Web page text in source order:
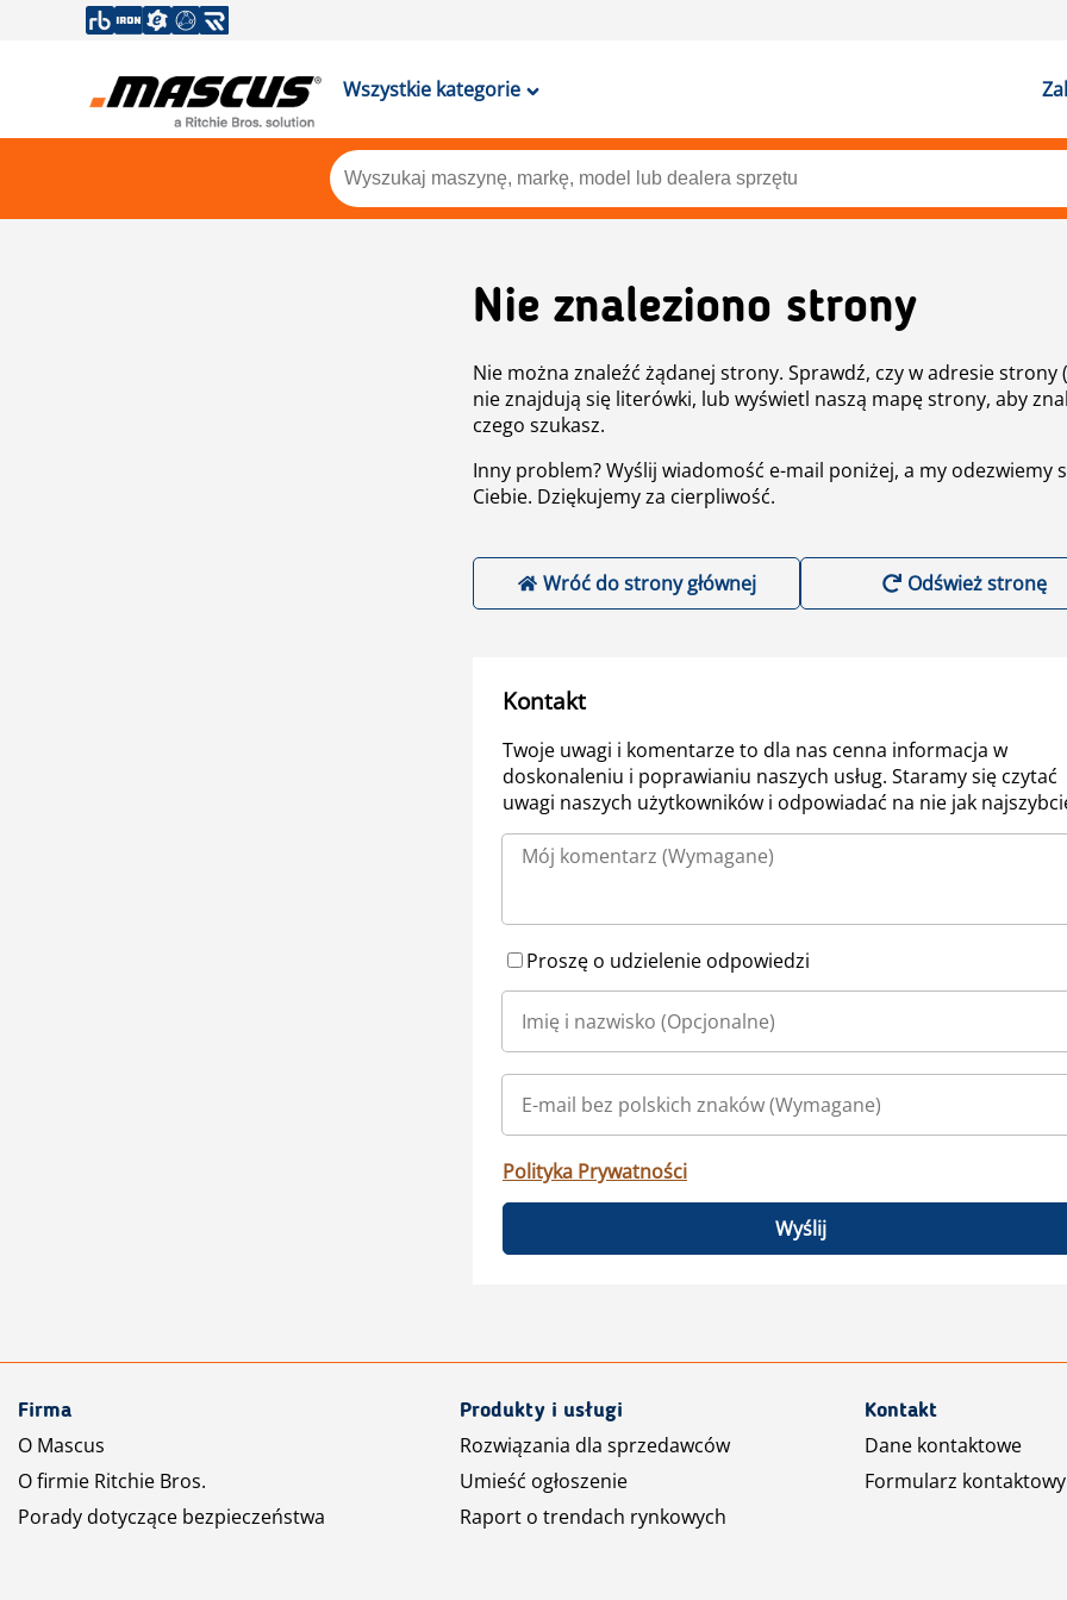
Wszystkie kategorie
Nie znaleziono strony
Nie można znaleźć żądanej strony. Sprawdź, czy w adresie strony
nie znajdują się literówki, lub wyświetl naszą mapę strony, aby
czego szukasz.
Inny problem? Wyślij wiadomość e-mail poniżej, a my odezwiemy
Ciebie. Dziękujemy za cierpliwość.
Wróć do strony głównej Odśwież stronę
Kontakt
Twoje uwagi i komentarze to dla nas cenna informacja w
doskonaleniu i poprawianiu naszych usług. Staramy się czytać
uwagi naszych użytkowników i odpowiadać na nie jak
Proszę o udzielenie odpowiedzi
Polityka Prywatności
Wyślij
Firma
O Mascus
O firmie Ritchie Bros.
Porady dotyczące bezpieczeństwa
Produkty i usługi
Rozwiązania dla sprzedawców
Umieść ogłoszenie
Raport o trendach rynkowych
Kontakt
Dane kontaktowe
Formularz kontaktowy